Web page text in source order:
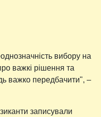
вибору на
важкі рішення та
важко передбачити", –
записували